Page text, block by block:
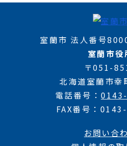
室蘭市 法人番号
室蘭市役
〒051-
北海道室蘭市幸
電話番号
FAX番号
お問い合